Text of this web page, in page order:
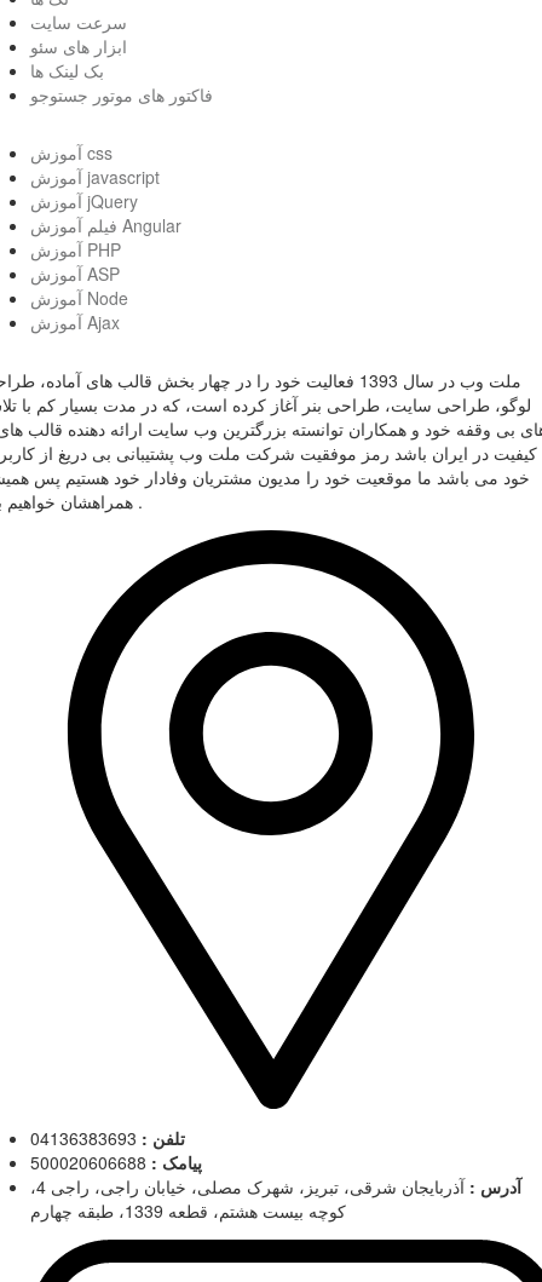
سرعت سایت
ابزار های سئو
بک لینک ها
فاکتور های موتور جستوجو
آموزش css
آموزش javascript
آموزش jQuery
فیلم آموزش Angular
آموزش PHP
آموزش ASP
آموزش Node
آموزش Ajax
ملت وب در سال 1393 فعالیت خود را در چهار بخش قالب های آماده،
لوگو، طراحی سایت، طراحی بنر آغاز کرده است، که در مدت بسیار کم با
بی وقفه خود و همکاران توانسته بزرگترین وب سایت ارائه دهنده قالب
کیفیت در ایران باشد رمز موفقیت شرکت ملت وب پشتیبانی بی دریغ از
خود می باشد ما موقعیت خود را مدیون مشتریان وفادار خود هستیم پس
همراهشان خواهیم بود .
تلفن :
پیامک :
آدرس :
آذربایجان شرقی، تبریز، شهرک مصلی، خیابان راجی، راجی 4،
کوچه بیست هشتم، قطعه 1339، طبقه چهارم